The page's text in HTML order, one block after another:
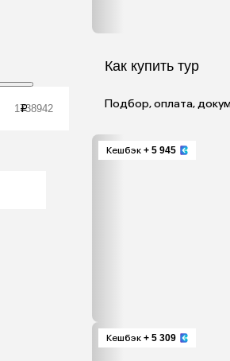
₽
Как купить тур
Подбор, оплата,
Кешбэк + 5 945
Кешбэк + 5 309